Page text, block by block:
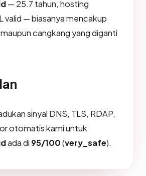
— 25.7 tahun, hosting
valid — biasanya mencakup
cangkang yang diganti
sinyal DNS, TLS, RDAP,
otomatis kami untuk
ada di 95/100(very_safe).